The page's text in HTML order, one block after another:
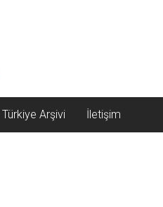
Türkiye Arşivi İletişim